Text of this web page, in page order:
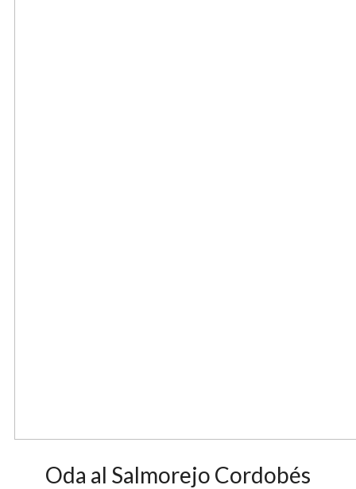
Oda al Salmorejo Cordobés